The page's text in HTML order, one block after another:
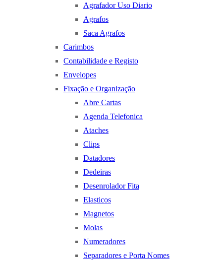
Agrafador Uso Diario
Agrafos
Saca Agrafos
Carimbos
Contabilidade e Registo
Envelopes
Fixação e Organização
Abre Cartas
Agenda Telefonica
Ataches
Clips
Datadores
Dedeiras
Desenrolador Fita
Elasticos
Magnetos
Molas
Numeradores
Separadores e Porta Nomes